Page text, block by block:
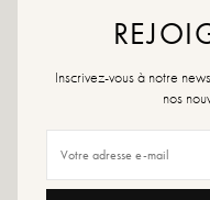
Hoogte bovenkant: 2 cm
Sluiting: instapschoenen met
Maatadvies: Kies voor dit
maten in, kies dan de grotere
Inscrivez-vous à notre
nos